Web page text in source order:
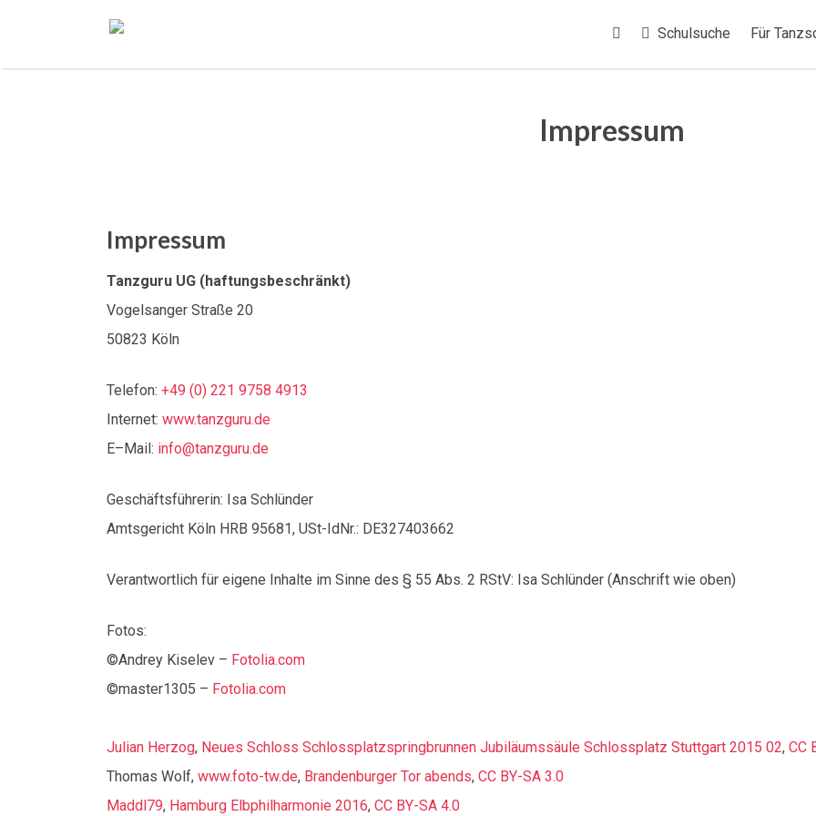
Schulsuche Für
Impressum
Impressum
Tanzguru UG (haftungsbeschränkt)
Vogelsanger Straße 20
50823 Köln
Telefon: +49 (0) 221 9758 4913
Internet: www.tanzguru.de
E–Mail: info@tanzguru.de
Geschäftsführerin: Isa Schlünder
Amtsgericht Köln HRB 95681, USt-IdNr.: DE327403662
Verantwortlich für eigene Inhalte im Sinne des § 55 Abs. 2 RStV: Isa Schlünder (Anschrift wie oben)
Fotos:
©Andrey Kiselev – Fotolia.com
©master1305 – Fotolia.com
Julian Herzog, Neues Schloss Schlossplatzspringbrunnen Jubiläumssäule Schlossplatz Stuttgart 2015 02, CC
Thomas Wolf, www.foto-tw.de, Brandenburger Tor abends, CC BY-SA 3.0
Maddl79, Hamburg Elbphilharmonie 2016, CC BY-SA 4.0